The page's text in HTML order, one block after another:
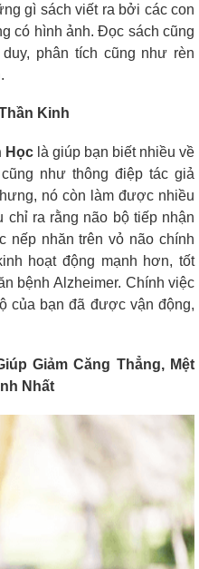
gì sách viết ra bởi các con
có hình ảnh. Đọc sách cũng
phân tích cũng như rèn
Kinh
Học là giúp bạn biết nhiều về
như thông điệp tác giả
nó còn làm được nhiều
chỉ ra rằng não bộ tiếp nhận
nếp nhăn trên vỏ não chính
hoạt động mạnh hơn, tốt
bệnh Alzheimer. Chính việc
của bạn đã được vận động,
Giảm Căng Thẳng, Mệt
Nhất